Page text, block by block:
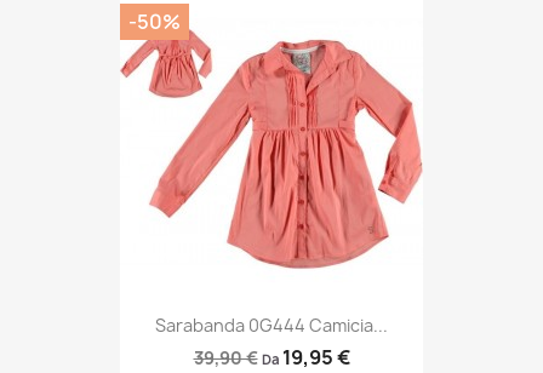
Sarabanda 0G444 Camicia...
39,90 € Da 19,95 €
-50%